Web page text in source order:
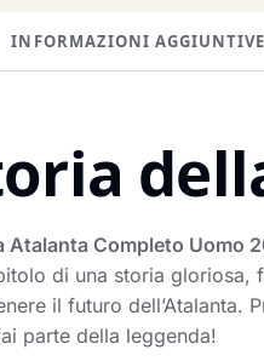
INFORMAZIONI AGGIUNTIVE
Atalanta Completo Uomo
di una storia gloriosa,
il futuro
parte della leggenda!